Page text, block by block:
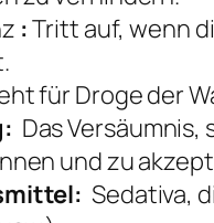
:Tritt auf, wenn
für Droge der
Das
und zu
Sedativa,